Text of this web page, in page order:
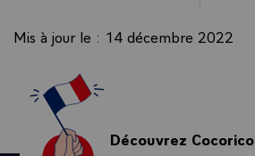
Mis à jour le : 14 décembre 2022
Découvrez Cocorico